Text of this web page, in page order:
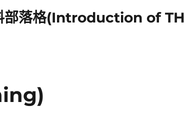
部落格(Introduction of